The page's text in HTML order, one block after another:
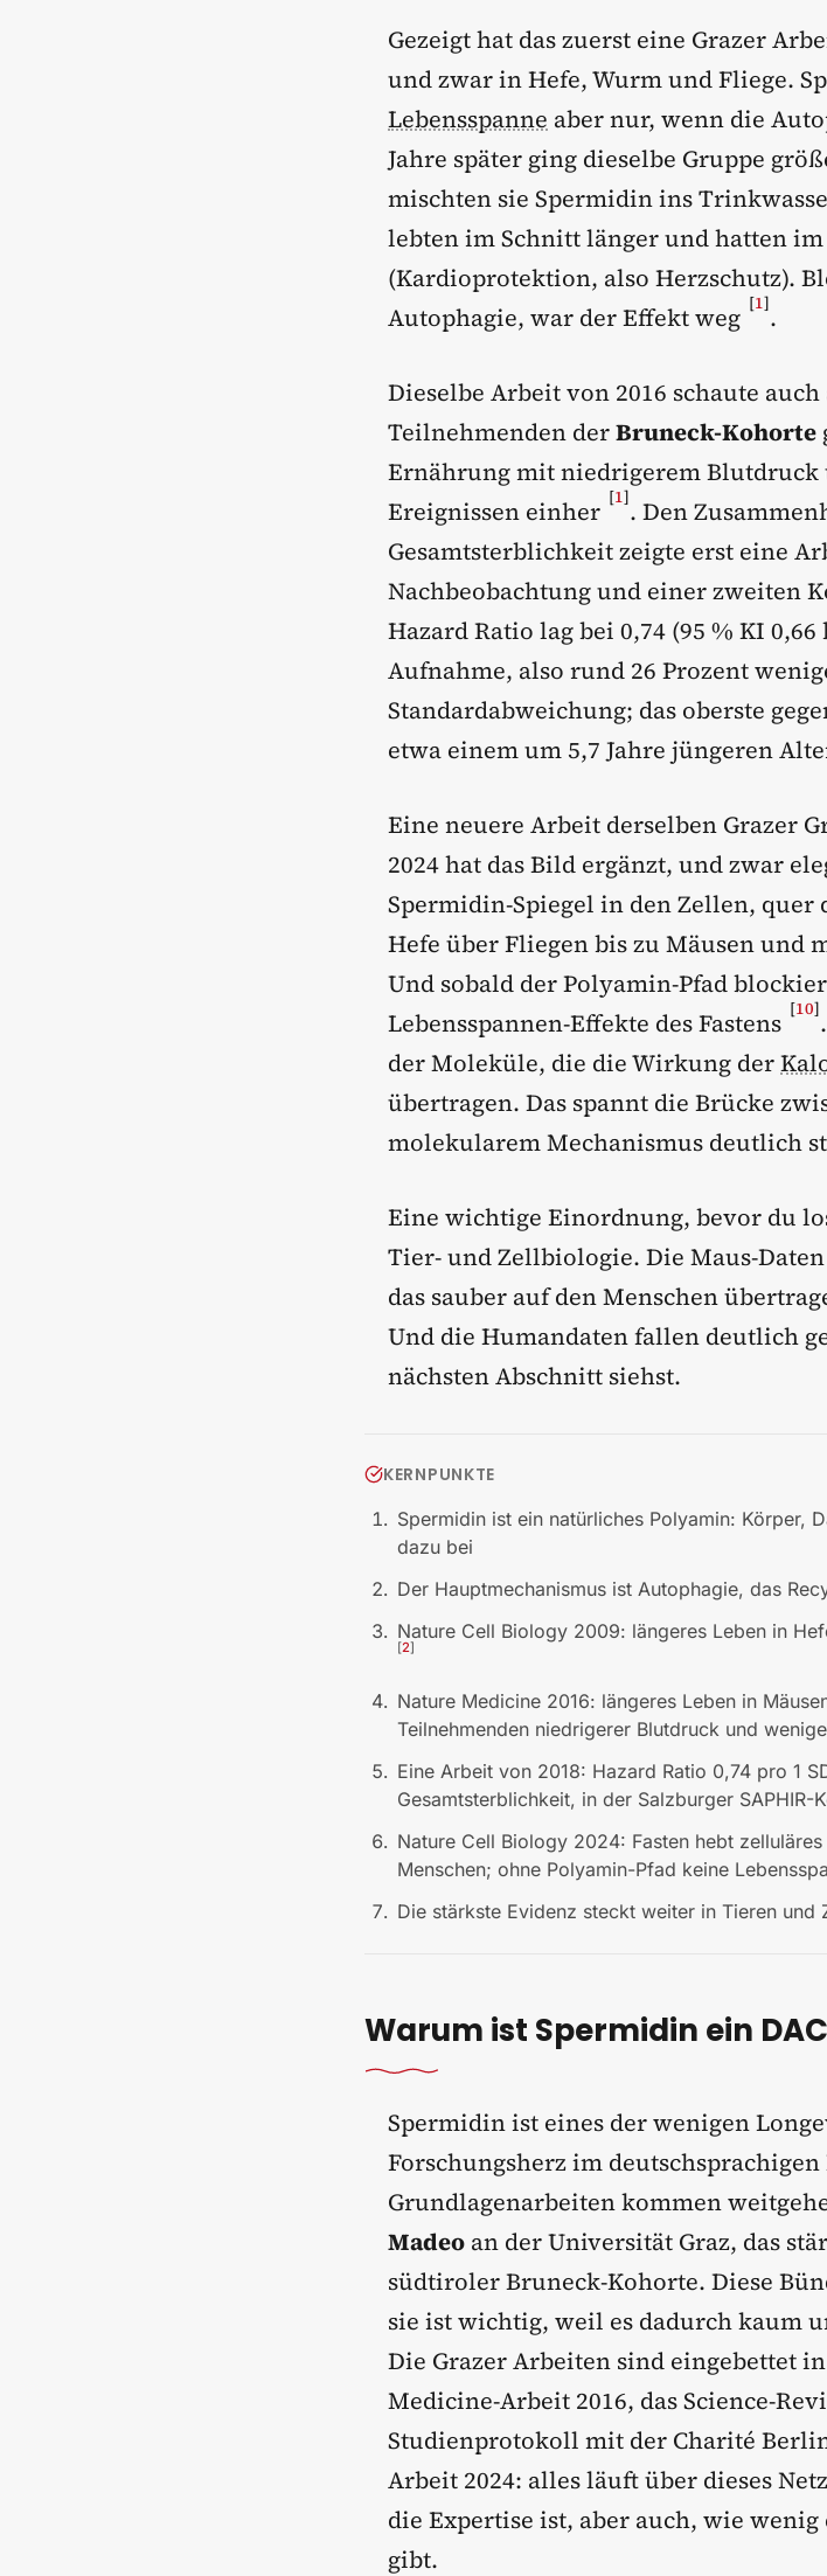
Gezeigt hat das zuerst eine Grazer
und zwar in Hefe, Wurm und Fliege.
Lebensspanne aber nur, wenn die
Jahre später ging dieselbe Gruppe
mischten sie Spermidin ins
lebten im Schnitt länger und hatten
(Kardioprotektion, also Herzschutz).
Autophagie, war der Effekt weg [1].
Dieselbe Arbeit von 2016 schaute
Teilnehmenden derBruneck-Kohorte
Ernährung mit niedrigerem Blutdruck
Ereignissen einher [1]. Den
Gesamtsterblichkeit zeigte erst eine
Nachbeobachtung und einer zweiten
Hazard Ratio lag bei 0,74 (95 % KI
Aufnahme, also rund 26 Prozent
Standardabweichung; das oberste
etwa einem um 5,7 Jahre jüngeren
Eine neuere Arbeit derselben Grazer
2024 hat das Bild ergänzt, und zwar
Spermidin-Spiegel in den Zellen, quer
Hefe über Fliegen bis zu Mäusen und
Und sobald der Polyamin-Pfad
Lebensspannen-Effekte des Fastens [10]
der Moleküle, die die Wirkung der
übertragen. Das spannt die Brücke
molekularem Mechanismus deutlich
Eine wichtige Einordnung, bevor du
Tier- und Zellbiologie. Die Maus-
das sauber auf den Menschen
Und die Humandaten fallen deutlich
nächsten Abschnitt siehst.
KERNPUNKTE
Spermidin ist ein natürliches Polyamin: Körper,
dazu bei
Der Hauptmechanismus ist Autophagie, das
Nature Cell Biology 2009: längeres Leben in
[2]
Nature Medicine 2016: längeres Leben in
Teilnehmenden niedrigerer Blutdruck und
Eine Arbeit von 2018: Hazard Ratio 0,74 pro 1
Gesamtsterblichkeit, in der Salzburger SAPHIR-
Nature Cell Biology 2024: Fasten hebt
Menschen; ohne Polyamin-Pfad keine
Die stärkste Evidenz steckt weiter in Tieren und
Warum ist Spermidin ein
Spermidin ist eines der wenigen
Forschungsherz im
Grundlagenarbeiten kommen
Madeo an der Universität Graz, das
südtiroler Bruneck-Kohorte. Diese
sie ist wichtig, weil es dadurch kaum
Die Grazer Arbeiten sind eingebettet in
Medicine-Arbeit 2016, das Science-
Studienprotokoll mit der Charité
Arbeit 2024: alles läuft über dieses
die Expertise ist, aber auch, wie
gibt.